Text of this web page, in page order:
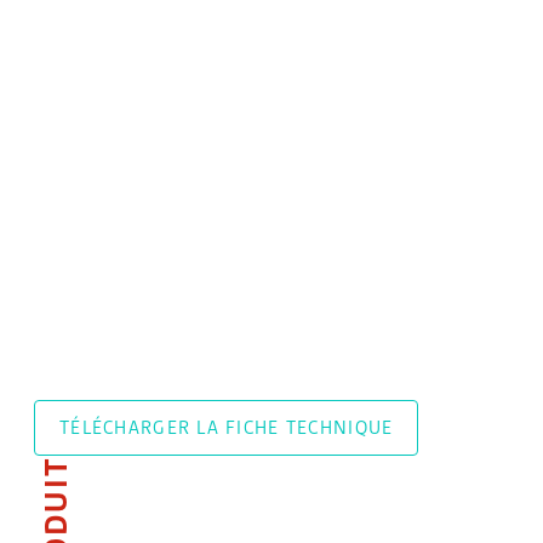
TÉLÉCHARGER LA FICHE TECHNIQUE